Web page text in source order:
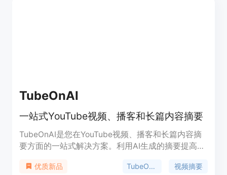
TubeOnAI
一站式YouTube视频、播客和长篇内容摘要
TubeOnAI是您在YouTube视频、播客和长篇内容摘
要方面的一站式解决方案。利用AI生成的摘要提高您
TubeOnAI轻松摘要YouTube视频或您想要的内容。
优质新品 TubeOnAI 视频摘要